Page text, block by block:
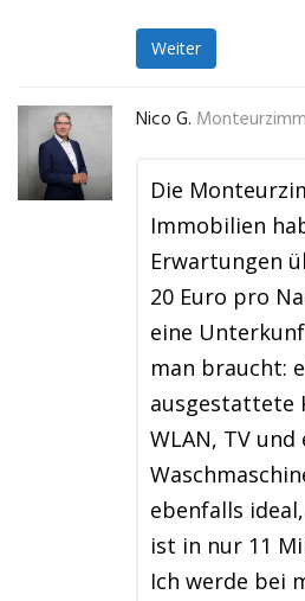
Weiter
Nico G.
Die
Immobilien
Erwartungen
20 Euro pro
eine
man braucht:
ausgestattete
WLAN, TV und
ebenfalls
ist in nur 11
Ich werde bei